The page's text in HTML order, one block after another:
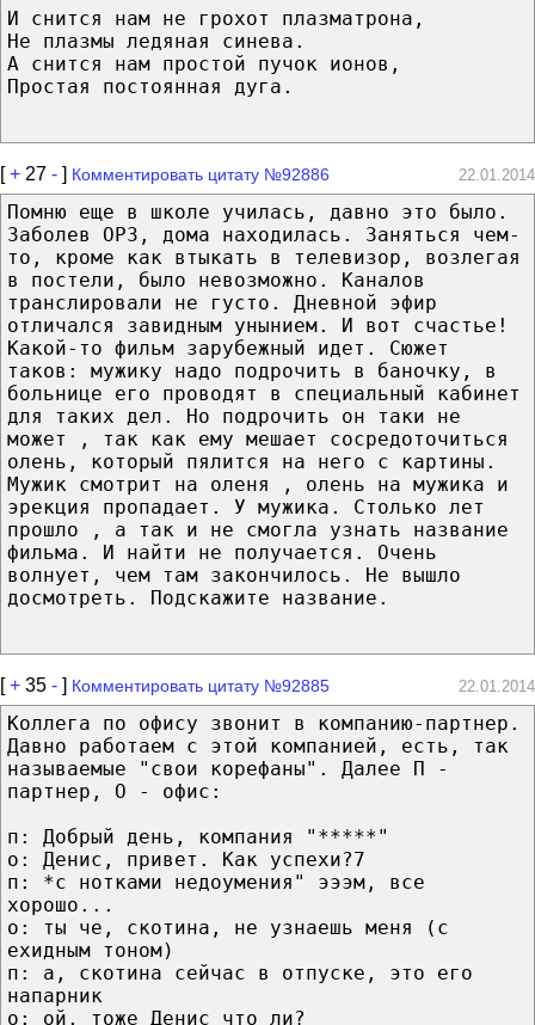
И снится нам не грохот плазматрона,
Не плазмы ледяная синева.
А снится нам простой пучок ионов,
Простая постоянная дуга.
[+ 27 - ] Комментировать цитату №92886 22.01.2014
Помню еще в школе училась, давно это было.
Заболев ОРЗ, дома находилась. Заняться чем-
то, кроме как втыкать в телевизор, возлегая
в постели, было невозможно. Каналов
транслировали не густо. Дневной эфир
отличался завидным унынием. И вот счастье!
Какой-то фильм зарубежный идет. Сюжет
таков: мужику надо подрочить в баночку, в
больнице его проводят в специальный кабинет
для таких дел. Но подрочить он таки не
может , так как ему мешает сосредоточиться
олень, который пялится на него с картины.
Мужик смотрит на оленя , олень на мужика и
эрекция пропадает. У мужика. Столько лет
прошло , а так и не смогла узнать название
фильма. И найти не получается. Очень
волнует, чем там закончилось. Не вышло
досмотреть. Подскажите название.
[+ 35 - ] Комментировать цитату №92885 22.01.2014
Коллега по офису звонит в компанию-партнер.
Давно работаем с этой компанией, есть, так
называемые "свои корефаны". Далее П -
партнер, О - офис:
п: Добрый день, компания "*****"
о: Денис, привет. Как успехи?7
п: *с нотками недоумения" эээм, все
хорошо...
о: ты че, скотина, не узнаешь меня (с
ехидным тоном)
п: а, скотина сейчас в отпуске, это его
напарник
о: ой, тоже Денис что ли?